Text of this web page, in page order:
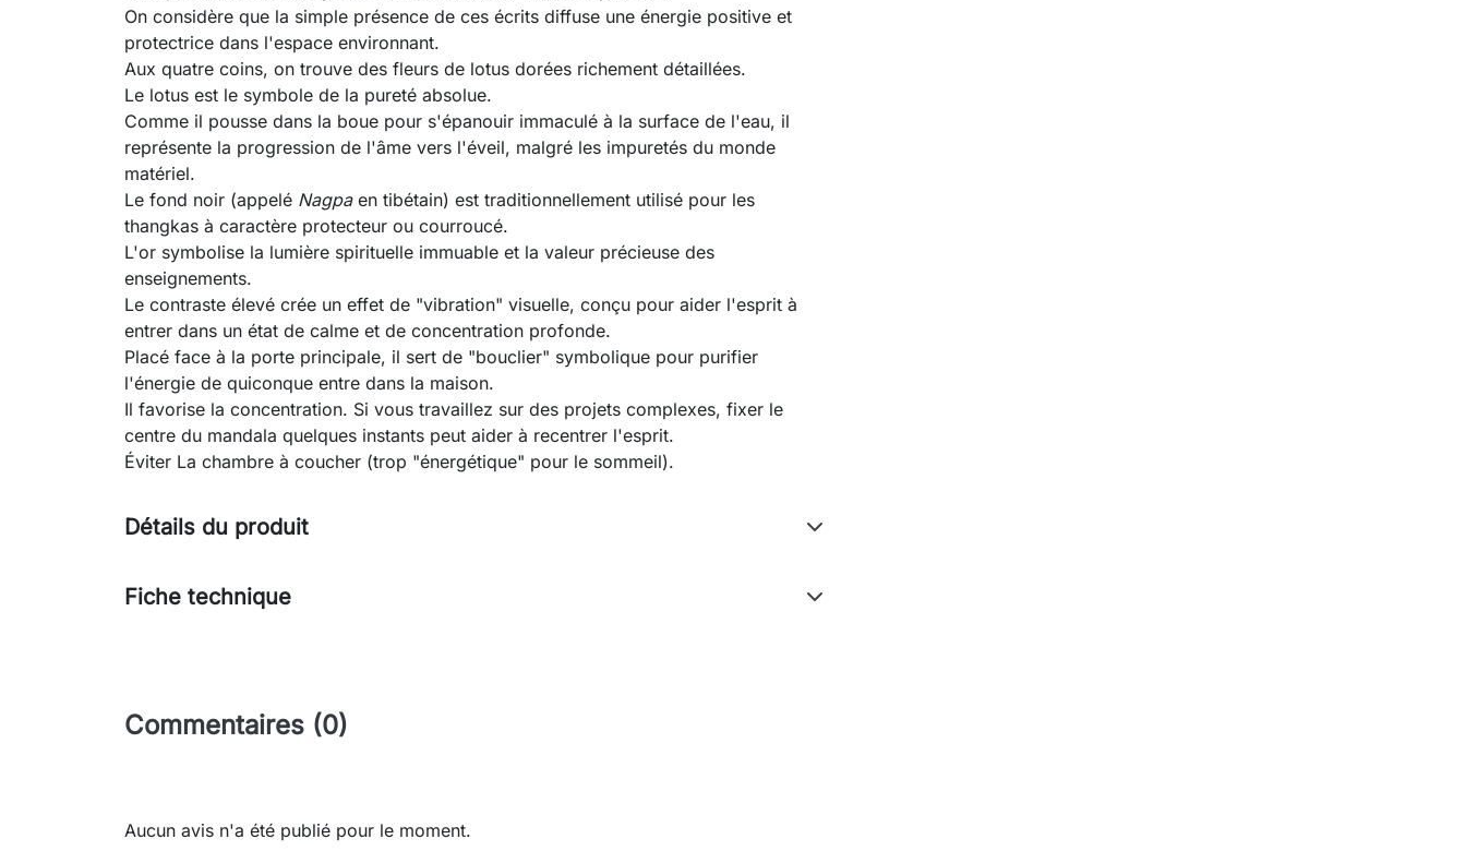
On considère que la simple présence de ces écrits diffuse une énergie positive et
protectrice dans l'espace environnant.
Aux quatre coins, on trouve des fleurs de lotus dorées richement détaillées.
Le lotus est le symbole de la pureté absolue.
Comme il pousse dans la boue pour s'épanouir immaculé à la surface de l'eau, il
représente la progression de l'âme vers l'éveil, malgré les impuretés du monde
matériel.
Le fond noir (appelé Nagpaen tibétain) est traditionnellement utilisé pour les
thangkas à caractère protecteur ou courroucé.
L'or symbolise la lumière spirituelle immuable et la valeur précieuse des
enseignements.
Le contraste élevé crée un effet de "vibration" visuelle, conçu pour aider l'esprit à
entrer dans un état de calme et de concentration profonde.
Placé face à la porte principale, il sert de "bouclier" symbolique pour purifier
l'énergie de quiconque entre dans la maison.
Il favorise la concentration. Si vous travaillez sur des projets complexes, fixer le
centre du mandala quelques instants peut aider à recentrer l'esprit.
Éviter La chambre à coucher (trop "énergétique" pour le sommeil).
Détails du produit
Fiche technique
Commentaires (0)
Aucun avis n'a été publié pour le moment.